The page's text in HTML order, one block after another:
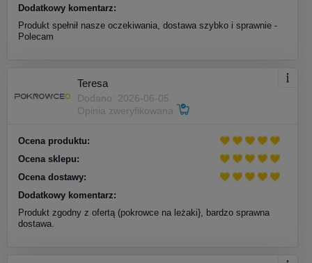
Dodatkowy komentarz:
Produkt spełnił nasze oczekiwania, dostawa szybko i sprawnie -
Polecam
Teresa
Dodano: 2026-06-05
Opinia zweryfikowana
Ocena produktu:
Ocena sklepu:
Ocena dostawy:
Dodatkowy komentarz:
Produkt zgodny z ofertą (pokrowce na leżaki}, bardzo sprawna
dostawa.